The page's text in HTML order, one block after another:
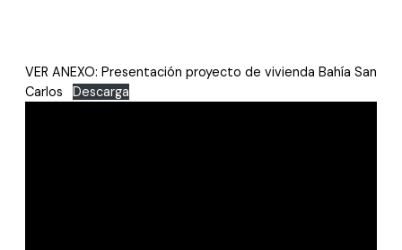
VER ANEXO: Presentación proyecto de vivienda Bahía San
Carlos
Descarga